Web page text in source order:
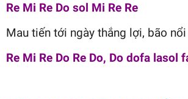
Re Mi Re Do sol Mi Re Re
Mau tiến tới ngày thắng lợi, bão
Re Mi Re Do Re Do, Do dofa lasol